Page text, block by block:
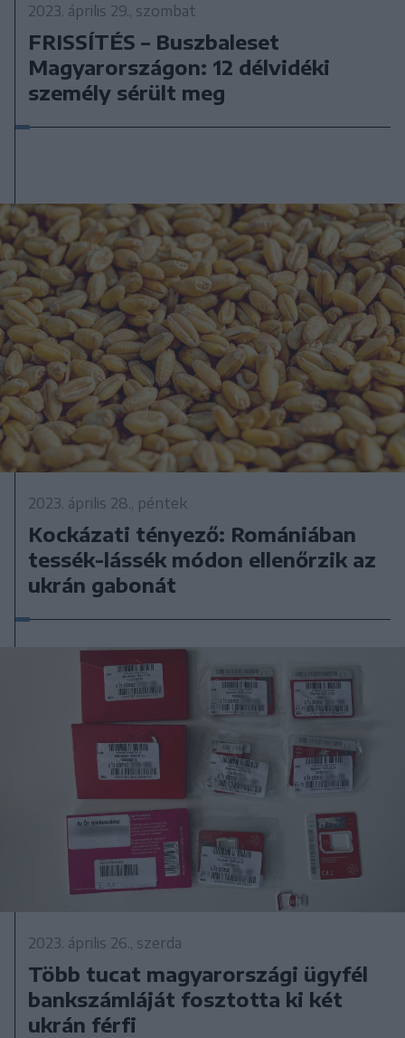
2023. április 29., szombat
FRISSÍTÉS – Buszbaleset
Magyarországon: 12 délvidéki
személy sérült meg
2023. április 28., péntek
Kockázati tényező: Romániában
tessék-lássék módon ellenőrzik az
ukrán gabonát
2023. április 26., szerda
Több tucat magyarországi ügyfél
bankszámláját fosztotta ki két
ukrán férfi